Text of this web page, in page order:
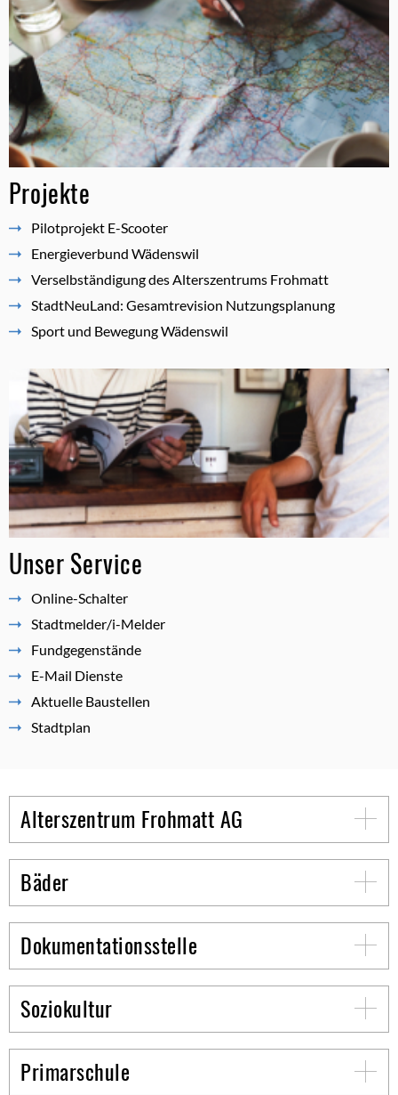
Projekte
Pilotprojekt E-Scooter
Energieverbund Wädenswil
Verselbständigung des Alterszentrums Frohmatt
StadtNeuLand: Gesamtrevision Nutzungsplanung
Sport und Bewegung Wädenswil
Unser Service
Online-Schalter
Stadtmelder/i-Melder
Fundgegenstände
E-Mail Dienste
Aktuelle Baustellen
Stadtplan
Alterszentrum Frohmatt AG
Bäder
Dokumentationsstelle
Soziokultur
Primarschule